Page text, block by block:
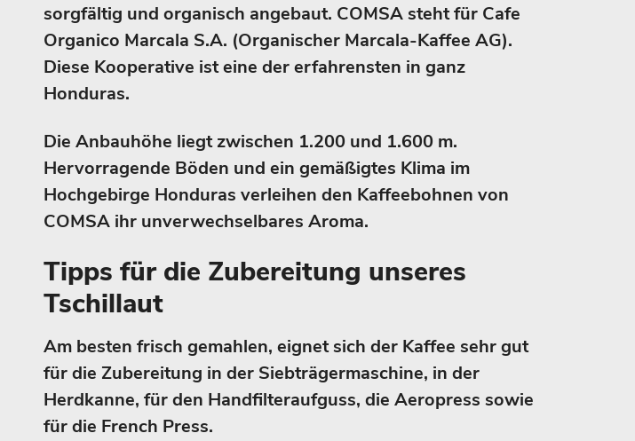
sorgfältig und organisch angebaut. COMSA steht für Cafe
Organico Marcala S.A. (Organischer Marcala-Kaffee AG).
Diese Kooperative ist eine der erfahrensten in ganz
Honduras.
Die Anbauhöhe liegt zwischen 1.200 und 1.600 m.
Hervorragende Böden und ein gemäßigtes Klima im
Hochgebirge Honduras verleihen den Kaffeebohnen von
COMSA ihr unverwechselbares Aroma.
Tipps für die Zubereitung unseres
Tschillaut
Am besten frisch gemahlen, eignet sich der Kaffee sehr gut
für die Zubereitung in der Siebträgermaschine, in der
Herdkanne, für den Handfilteraufguss, die Aeropress sowie
für die French Press.